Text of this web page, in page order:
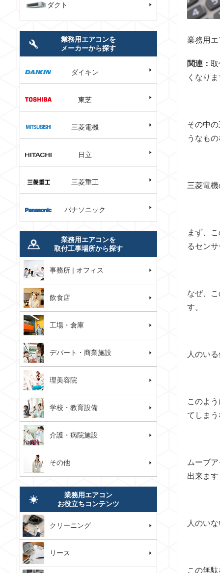
業務用
関連： 取
くなり
その中
うなも
三菱電
まず、
るセン
なぜ、
す。
人のい
このよ
てしま
ムーブ
出来ま
人のい
この無
ダクト
業務用エアコンを
メーカーから探す
ダイキン
東芝
三菱電機
日立
三菱重工
パナソニック
業務用エアコンを
取付工事場所から探す
事務所 | オフィス
飲食店
工場・倉庫
デパート・商業施設
理美容院
学校・教育設備
介護・病院施設
その他
業務用エアコン
お役立ちコンテンツ
クリーニング
リース